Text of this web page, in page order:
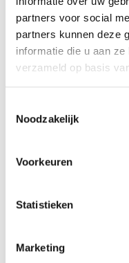
partners voor social
partners kunnen deze
informatie die u aan
verzameld op basis
Noodzakelijk
Voorkeuren
Statistieken
Marketing
Hoeklijn 200x100x10
Op aanvraag